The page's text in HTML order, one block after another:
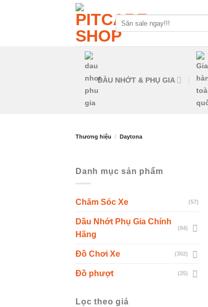
Tìm
DẦU NHỚT & PHỤ GIA
Thương hiệu / Daytona
Danh mục sản phẩm
Chăm Sóc Xe (57)
Dầu Nhớt Phụ Gia Chính
Hãng
(84)
Đồ Chơi Xe (302)
Đồ phượt (25)
Lọc theo giá